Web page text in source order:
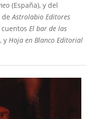
(España), y del
de Astrolabio Editores
El bar de las
y Hoja en Blanco Editorial